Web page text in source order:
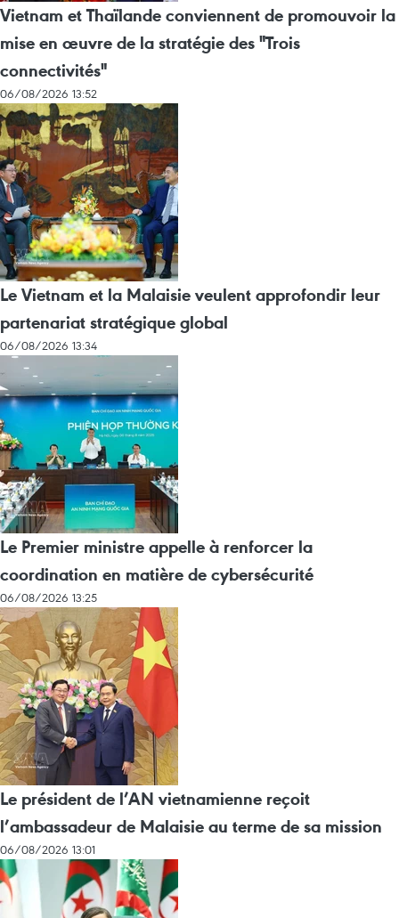
Vietnam et Thaïlande conviennent de promouvoir la
mise en œuvre de la stratégie des "Trois
connectivités"
06/08/2026 13:52
Le Vietnam et la Malaisie veulent approfondir leur
partenariat stratégique global
06/08/2026 13:34
Le Premier ministre appelle à renforcer la
coordination en matière de cybersécurité
06/08/2026 13:25
Le président de l’AN vietnamienne reçoit
l’ambassadeur de Malaisie au terme de sa mission
06/08/2026 13:01